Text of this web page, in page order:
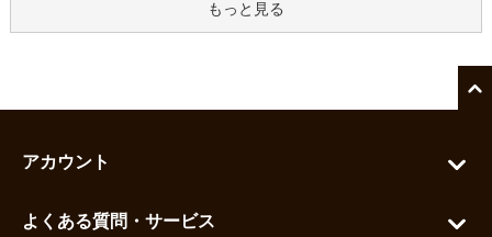
もっと見る
アカウント
よくある質問・サービス